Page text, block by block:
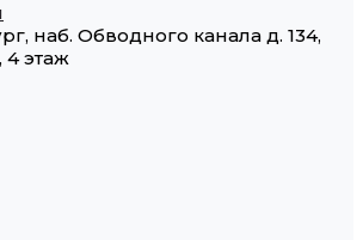
наб. Обводного канала д. 134,
4 этаж